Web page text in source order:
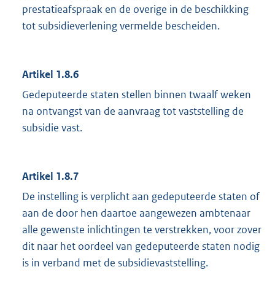
prestatieafspraak en de overige in de beschikking
tot subsidieverlening vermelde bescheiden.
Artikel 1.8.6
Gedeputeerde staten stellen binnen twaalf weken
na ontvangst van de aanvraag tot vaststelling de
subsidie vast.
Artikel 1.8.7
De instelling is verplicht aan gedeputeerde staten of
aan de door hen daartoe aangewezen ambtenaar
alle gewenste inlichtingen te verstrekken, voor zover
dit naar het oordeel van gedeputeerde staten nodig
is in verband met de subsidievaststelling.